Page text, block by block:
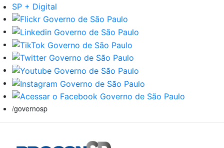
SP + Digital
/governosp